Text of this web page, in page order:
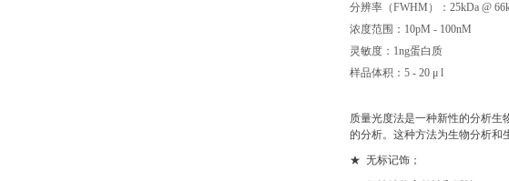
分辨率（FWHM）：25kDa @
浓度范围：10pM - 100nM
灵敏度：1ng蛋白质
样品体积：5 - 20 μ l
质量光度法是一种新性的分析生
的分析。这种方法为生物分析和
★ 无标记饰；